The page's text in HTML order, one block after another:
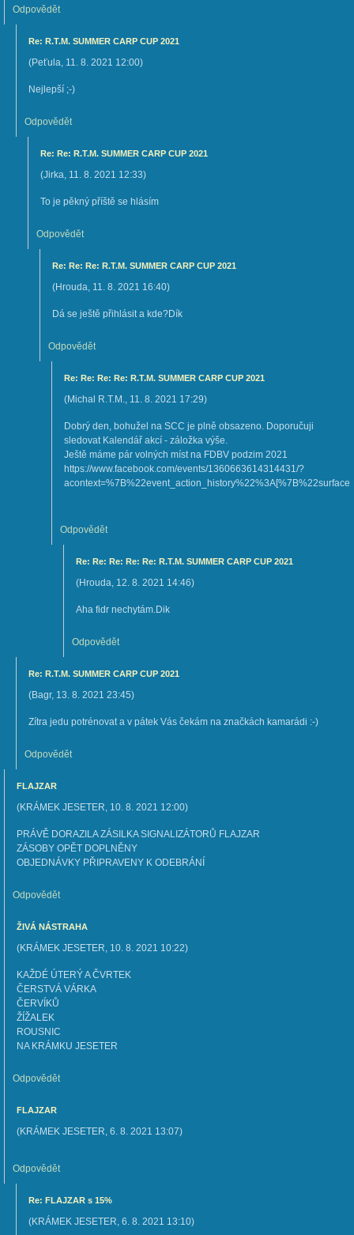
Odpovědět
Re: R.T.M. SUMMER CARP CUP 2021
(Peťula, 11. 8. 2021 12:00)
Nejlepší ;-)
Odpovědět
Re: Re: R.T.M. SUMMER CARP CUP 2021
(Jirka, 11. 8. 2021 12:33)
To je pěkný příště se hlásím
Odpovědět
Re: Re: Re: R.T.M. SUMMER CARP CUP 2021
(Hrouda, 11. 8. 2021 16:40)
Dá se ještě přihlásit a kde?Dík
Odpovědět
Re: Re: Re: Re: R.T.M. SUMMER CARP CUP 2021
(Michal R.T.M., 11. 8. 2021 17:29)
Dobrý den, bohužel na SCC je plně obsazeno. Doporučuji
sledovat Kalendář akcí - záložka výše.
Ještě máme pár volných míst na FDBV podzim 2021
https://www.facebook.com/events/1360663614314431/?
Odpovědět
Re: Re: Re: Re: Re: R.T.M. SUMMER CARP CUP 2021
(Hrouda, 12. 8. 2021 14:46)
Aha fidr nechytám.Dik
Odpovědět
Re: R.T.M. SUMMER CARP CUP 2021
(Bagr, 13. 8. 2021 23:45)
Zítra jedu potrénovat a v pátek Vás čekám na značkách kamarádi :-)
Odpovědět
FLAJZAR
(KRÁMEK JESETER, 10. 8. 2021 12:00)
PRÁVĚ DORAZILA ZÁSILKA SIGNALIZÁTORŮ FLAJZAR
ZÁSOBY OPĚT DOPLNĚNY
OBJEDNÁVKY PŘIPRAVENY K ODEBRÁNÍ
Odpovědět
ŽIVÁ NÁSTRAHA
(KRÁMEK JESETER, 10. 8. 2021 10:22)
KAŽDÉ ÚTERÝ A ČVRTEK
ČERSTVÁ VÁRKA
ČERVÍKŮ
ŽÍŽALEK
ROUSNIC
NA KRÁMKU JESETER
Odpovědět
FLAJZAR
(KRÁMEK JESETER, 6. 8. 2021 13:07)
Odpovědět
Re: FLAJZAR s 15%
(KRÁMEK JESETER, 6. 8. 2021 13:10)